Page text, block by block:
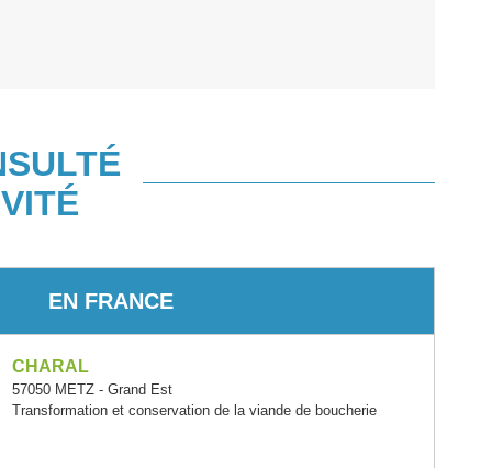
EN FRANCE
CHARAL
57050 METZ - Grand Est
Transformation et conservation de la viande de boucherie